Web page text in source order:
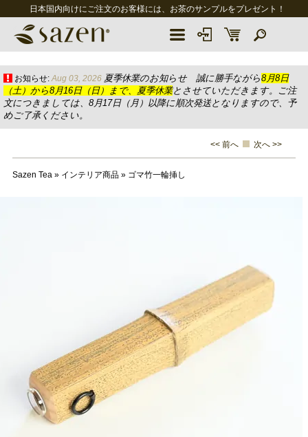
日本国内向けにご注文のお客様には、お茶のサンプルをプレゼント！
お知らせ: Aug 03, 2026 夏季休業のお知らせ 誠に勝手ながら8月8日
（土）から8月16日（日）まで、夏季休業とさせていただきます。ご注
文につきましては、8月17日（月）以降に順次発送となりますので、予
めご了承ください。
<< 前へ 次へ >>
Sazen Tea» インテリア商品» ゴマ竹一輪挿し